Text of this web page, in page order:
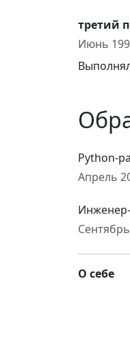
третий
Июнь
Python-
Апрель
О себе